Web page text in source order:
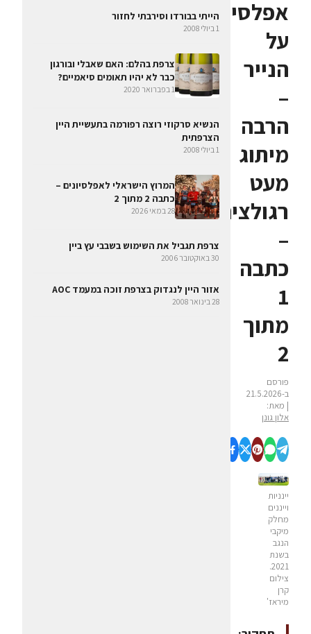
אפלסיון
על
הנייר
–
הרבה
מיתוג
מעט
רגולציה
–
כתבה
1
מתוך
2
פורסם
ב-21.5.2026
| מאת:
אלון גונן
יינניות
וייננים
מחלק
מיקבי
הנגב
בשנת
2021.
צילום
קרן
מיראז'
הייתי בבורדו וסירבתי לחזור
1 ביולי 2008
צרפת בהלם: האם שאבלי ובורגון
כבר לא יהיו תאומים סיאמיים?
1 בפברואר 2020
הנשיא סרקוזי רוצה רפורמה בתעשיית היין
הצרפתית
1 ביולי 2008
המרוץ הישראלי לאפלסיונים –
כתבה 2 מתוך 2
28 במאי 2026
צרפת תגביל את השימוש בשבבי עץ ביין
30 באוקטובר 2006
אזור היין לנגדוק בצרפת זוכה במעמד AOC
28 בינואר 2008